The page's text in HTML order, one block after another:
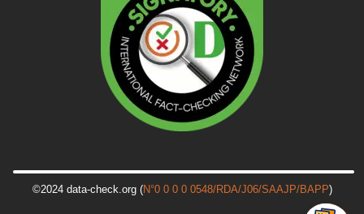
©2024 data-check.org (N°0 0 0 0 0548/RDA/J06/SAAJP/BAPP)